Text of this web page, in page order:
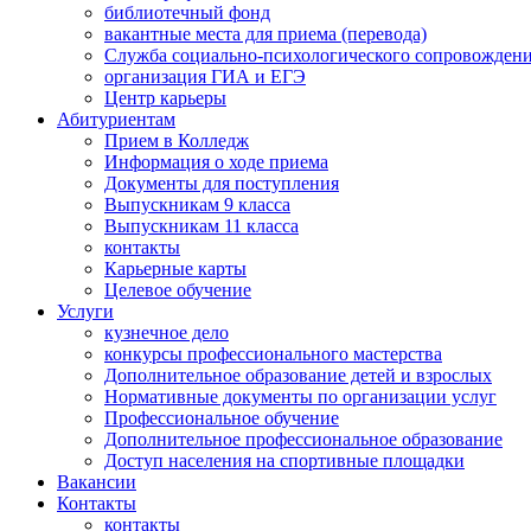
библиотечный фонд
вакантные места для приема (перевода)
Служба социально-психологического
организация ГИА и ЕГЭ
Центр карьеры
Абитуриентам
Прием в Колледж
Информация о ходе приема
Документы для поступления
Выпускникам 9 класса
Выпускникам 11 класса
контакты
Карьерные карты
Целевое обучение
Услуги
кузнечное дело
конкурсы профессионального мастерства
Дополнительное образование детей и взрослых
Нормативные документы по организации услуг
Профессиональное обучение
Дополнительное профессиональное образование
Доступ населения на спортивные площадки
Вакансии
Контакты
контакты